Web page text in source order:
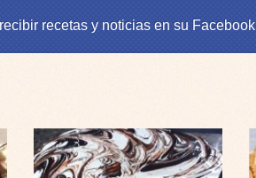
recetas y noticias en su Facebook